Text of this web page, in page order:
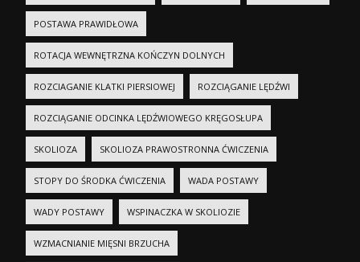
POSTAWA PRAWIDŁOWA
ROTACJA WEWNĘTRZNA KOŃCZYN DOLNYCH
ROZCIAGANIE KLATKI PIERSIOWEJ ROZCIĄGANIE LĘDŹWI
ROZCIĄGANIE ODCINKA LĘDŹWIOWEGO KRĘGOSŁUPA
SKOLIOZA SKOLIOZA PRAWOSTRONNA ĆWICZENIA
STOPY DO ŚRODKA ĆWICZENIA WADA POSTAWY
WADY POSTAWY WSPINACZKA W SKOLIOZIE
WZMACNIANIE MIĘSNI BRZUCHA